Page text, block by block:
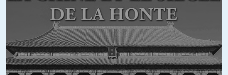
Bonne journée à vous et également à tous.
ALERTER